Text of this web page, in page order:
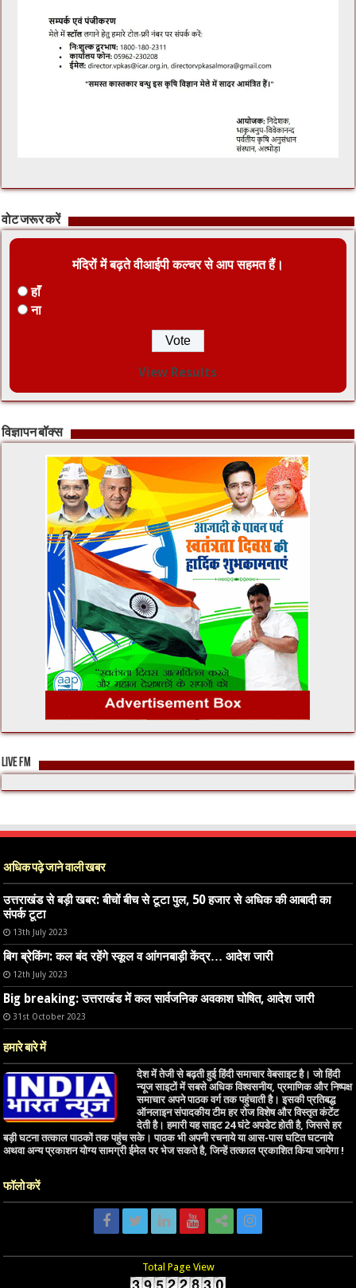
वोट जरूर करें
मंदिरों में बढ़ते वीआईपी कल्चर से आप सहमत हैं।
हाँ
ना
View Results
विज्ञापन बॉक्स
LIVE FM
अधिक पढ़े जाने वाली खबर
उत्तराखंड से बड़ी खबर: बीचों बीच से टूटा पुल, 50 हजार से अधिक की आबादी का
संपर्क टूटा
13th July 2023
बिग ब्रेकिंग: कल बंद रहेंगे स्कूल व आंगनबाड़ी केंद्र… आदेश जारी
12th July 2023
Big breaking: उत्तराखंड में कल सार्वजनिक अवकाश घोषित, आदेश जारी
31st October 2023
हमारे बारे में
देश में तेजी से बढ़ती हुई हिंदी समाचार वेबसाइट है। जो हिंदी
न्यूज साइटों में सबसे अधिक विश्वसनीय, प्रमाणिक और निष्पक्ष
समाचार अपने पाठक वर्ग तक पहुंचाती है। इसकी प्रतिबद्ध
ऑनलाइन संपादकीय टीम हर रोज विशेष और विस्तृत कंटेंट
देती है। हमारी यह साइट 24 घंटे अपडेट होती है, जिससे हर
बड़ी घटना तत्काल पाठकों तक पहुंच सके। पाठक भी अपनी रचनाये या आस-पास घटित घटनाये
अथवा अन्य प्रकाशन योग्य सामग्री ईमेल पर भेज सकते है, जिन्हें तत्काल प्रकाशित किया जायेगा !
फॉलो करें
Total Page View